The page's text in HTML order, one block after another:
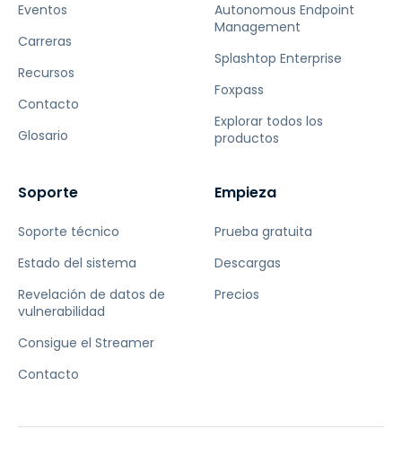
Eventos
Carreras
Recursos
Contacto
Glosario
Autonomous Endpoint
Management
Splashtop Enterprise
Foxpass
Explorar todos los
productos
Soporte
Soporte técnico
Estado del sistema
Revelación de datos de
vulnerabilidad
Consigue el Streamer
Contacto
Empieza
Prueba gratuita
Descargas
Precios